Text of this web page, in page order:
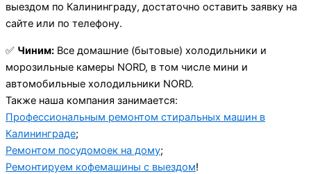
выездом по Калининграду, достаточно оставить заявку на
сайте или по телефону.
✅ Чиним: Все домашние (бытовые) холодильники и
морозильные камеры NORD, в том числе мини и
автомобильные холодильники NORD.
Также наша компания занимается:
Профессиональным ремонтом стиральных машин в
Калининграде;
Ремонтом посудомоек на дому;
Ремонтируем кофемашины с выездом!